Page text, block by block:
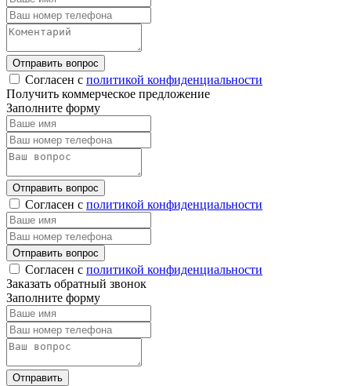
Отправить вопрос
Согласен с политикой конфиденциальности
Получить коммерческое предложение
Заполните форму
Отправить вопрос
Согласен с политикой конфиденциальности
Отправить вопрос
Согласен с политикой конфиденциальности
Заказать обратный звонок
Заполните форму
Отправить